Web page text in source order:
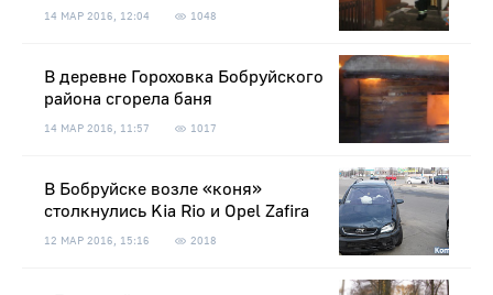
14 МАР 2016, 12:04 1048
В деревне Гороховка Бобруйского
района сгорела баня
14 МАР 2016, 11:57 1017
В Бобруйске возле «коня»
столкнулись Kia Rio и Opel Zafira
12 МАР 2016, 15:16 2018